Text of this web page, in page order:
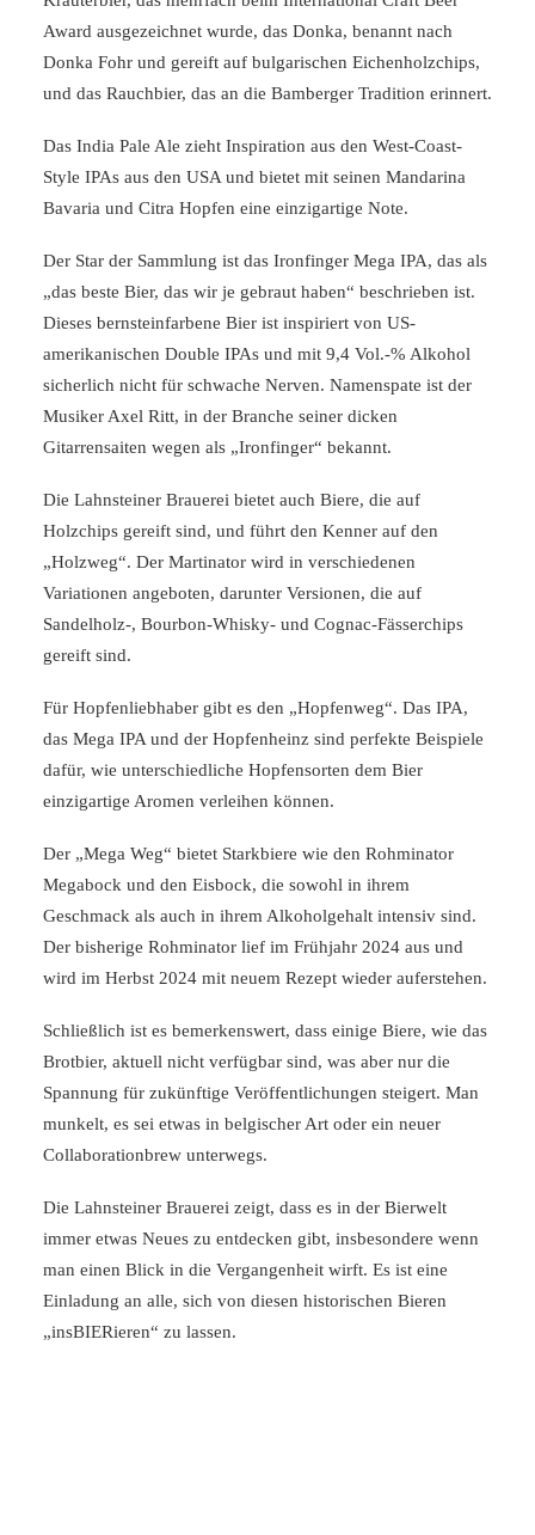
Award ausgezeichnet wurde, das Donka, benannt nach
Donka Fohr und gereift auf bulgarischen Eichenholzchips,
und das Rauchbier, das an die Bamberger Tradition erinnert.
Das India Pale Ale zieht Inspiration aus den West-Coast-
Style IPAs aus den USA und bietet mit seinen Mandarina
Bavaria und Citra Hopfen eine einzigartige Note.
Der Star der Sammlung ist das Ironfinger Mega IPA, das als
„das beste Bier, das wir je gebraut haben“ beschrieben ist.
Dieses bernsteinfarbene Bier ist inspiriert von US-
amerikanischen Double IPAs und mit 9,4 Vol.-% Alkohol
sicherlich nicht für schwache Nerven. Namenspate ist der
Musiker Axel Ritt, in der Branche seiner dicken
Gitarrensaiten wegen als „Ironfinger“ bekannt.
Die Lahnsteiner Brauerei bietet auch Biere, die auf
Holzchips gereift sind, und führt den Kenner auf den
„Holzweg“. Der Martinator wird in verschiedenen
Variationen angeboten, darunter Versionen, die auf
Sandelholz-, Bourbon-Whisky- und Cognac-Fässerchips
gereift sind.
Für Hopfenliebhaber gibt es den „Hopfenweg“. Das IPA,
das Mega IPA und der Hopfenheinz sind perfekte Beispiele
dafür, wie unterschiedliche Hopfensorten dem Bier
einzigartige Aromen verleihen können.
Der „Mega Weg“ bietet Starkbiere wie den Rohminator
Megabock und den Eisbock, die sowohl in ihrem
Geschmack als auch in ihrem Alkoholgehalt intensiv sind.
Der bisherige Rohminator lief im Frühjahr 2024 aus und
wird im Herbst 2024 mit neuem Rezept wieder auferstehen.
Schließlich ist es bemerkenswert, dass einige Biere, wie das
Brotbier, aktuell nicht verfügbar sind, was aber nur die
Spannung für zukünftige Veröffentlichungen steigert. Man
munkelt, es sei etwas in belgischer Art oder ein neuer
Collaborationbrew unterwegs.
Die Lahnsteiner Brauerei zeigt, dass es in der Bierwelt
immer etwas Neues zu entdecken gibt, insbesondere wenn
man einen Blick in die Vergangenheit wirft. Es ist eine
Einladung an alle, sich von diesen historischen Bieren
„insBIERieren“ zu lassen.